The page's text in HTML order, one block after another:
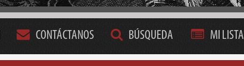
CONTÁCTANOS BÚSQUEDA MI LISTA